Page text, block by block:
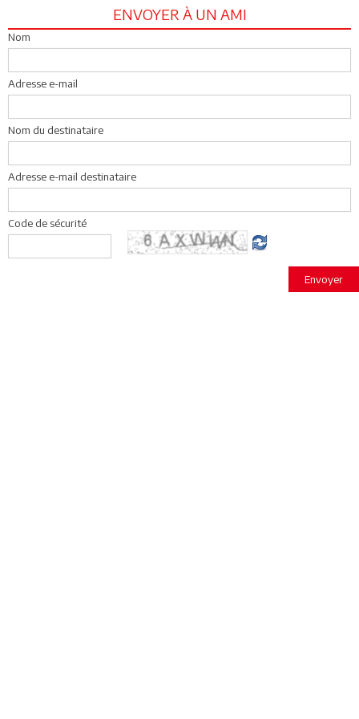
ENVOYER À UN AMI
Nom
Adresse e-mail
Nom du destinataire
Adresse e-mail destinataire
Code de sécurité
Envoyer